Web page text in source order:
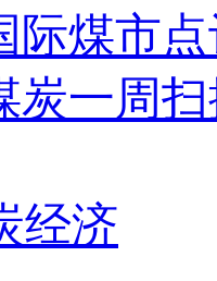
际煤市
炭一周
经济